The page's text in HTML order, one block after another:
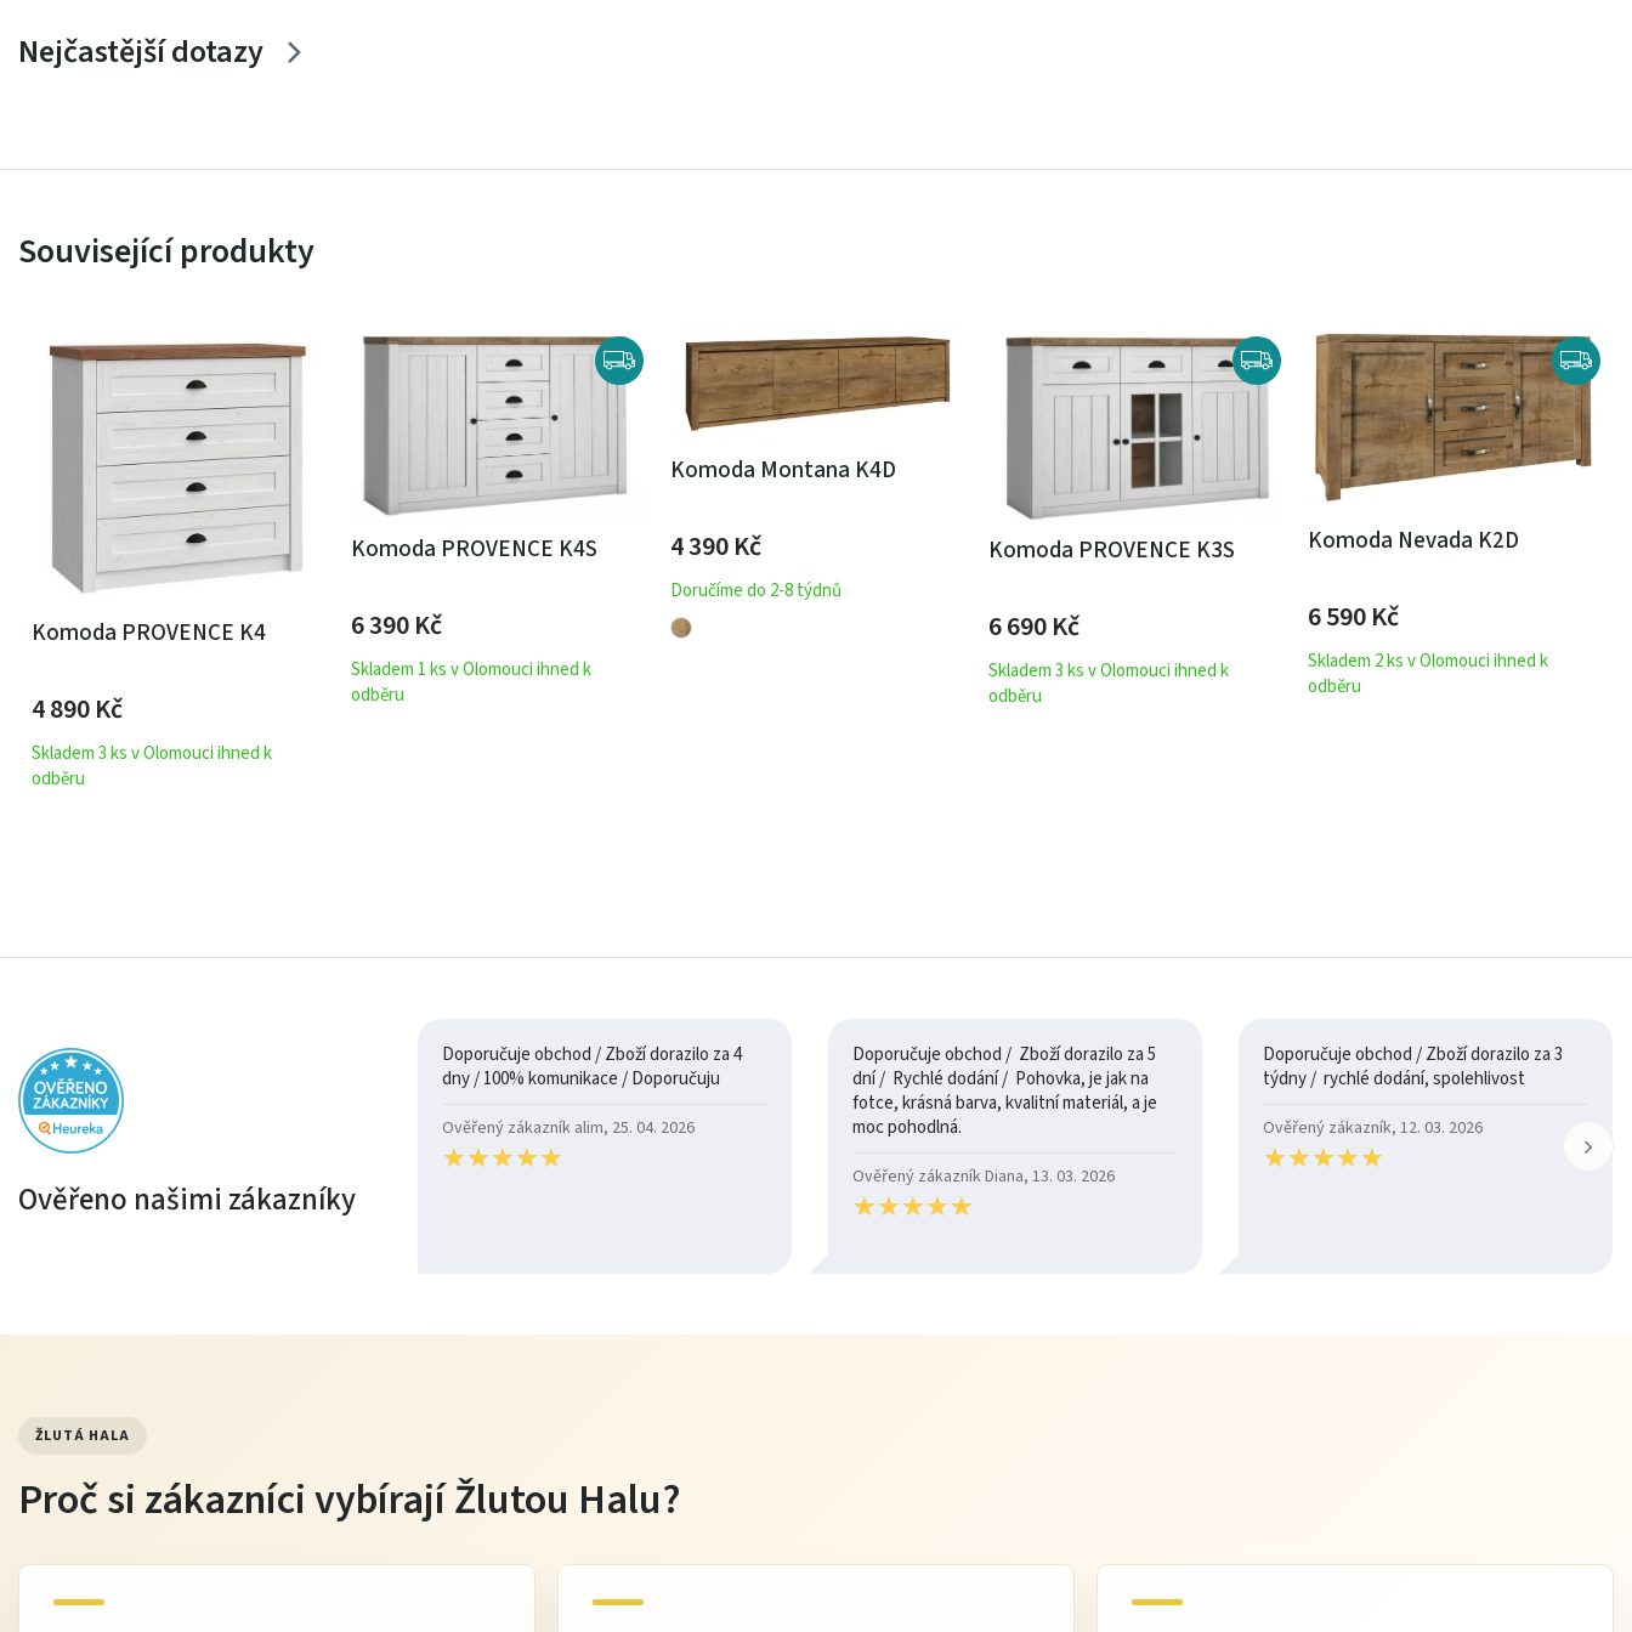
Nejčastější dotazy
Související produkty
Komoda PROVENCE K4
4 890Kč
Skladem 3 ks v Olomouci ihned k
odběru
Komoda PROVENCE K4S
6 390Kč
Skladem 1 ks v Olomouci ihned k
odběru
Komoda Montana K4D
4 390Kč
Doručíme do 2-8 týdnů
Komoda PROVENCE K3S
6 690Kč
Skladem 3 ks v Olomouci ihned k
odběru
Komoda Nevada K2D
6 590Kč
Skladem 2 ks v Olomouci ihned k
odběru
Ověřeno našimi zákazníky
Doporučuje obchod / Zboží dorazilo za 4
dny / 100% komunikace / Doporučuju
Ověřený zákazník alim, 25. 04. 2026
★★★★★
★★★★★
Doporučuje obchod / Zboží dorazilo za 5
dní / Rychlé dodání / Pohovka, je jak na
fotce, krásná barva, kvalitní materiál, a je
moc pohodlná.
Ověřený zákazník Diana, 13. 03. 2026
★★★★★
★★★★★
Doporučuje obchod / Zboží dorazilo za 3
týdny / rychlé dodání, spolehlivost
Ověřený zákazník, 12. 03. 2026
★★★★★
★★★★★
ŽLUTÁ HALA
Proč si zákazníci vybírají Žlutou Halu?